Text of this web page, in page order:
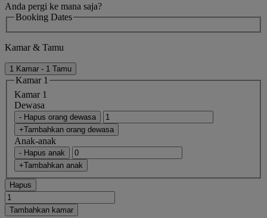
Anda pergi ke mana saja?
Booking Dates
Kamar & Tamu
1 Kamar - 1 Tamu
Kamar 1
Kamar 1
Dewasa
- Hapus orang dewasa
+Tambahkan orang dewasa
Anak-anak
- Hapus anak
+Tambahkan anak
Hapus
Tambahkan kamar